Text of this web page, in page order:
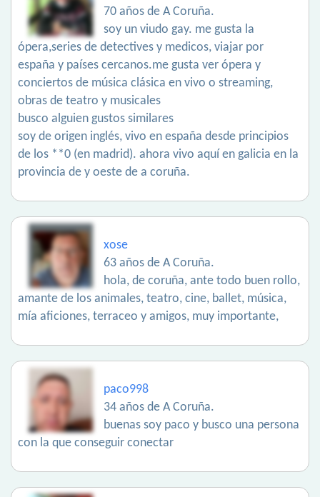
70 años de A Coruña.
soy un viudo gay. me gusta la
ópera,series de detectives y medicos, viajar por
españa y países cercanos.me gusta ver ópera y
conciertos de música clásica en vivo o streaming,
obras de teatro y musicales
busco alguien gustos similares
soy de origen inglés, vivo en españa desde principios
de los **0 (en madrid). ahora vivo aquí en galicia en la
provincia de y oeste de a coruña.
xose
63 años de A Coruña.
hola, de coruña, ante todo buen rollo,
amante de los animales, teatro, cine, ballet, música,
mía aficiones, terraceo y amigos, muy importante,
paco998
34 años de A Coruña.
buenas soy paco y busco una persona
con la que conseguir conectar